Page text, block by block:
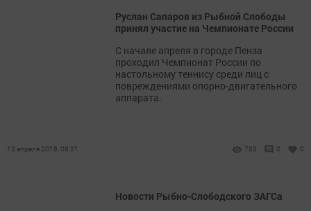
Руслан Сапаров из Рыбной Слободы
принял участие на Чемпионате России
С начале апреля в городе Пенза
проходил Чемпионат России по
настольному теннису среди лиц с
повреждениями опорно-двигательного
аппарата.
13 апреля 2018, 08:31 783 0 0
Новости Рыбно-Слободского ЗАГСа